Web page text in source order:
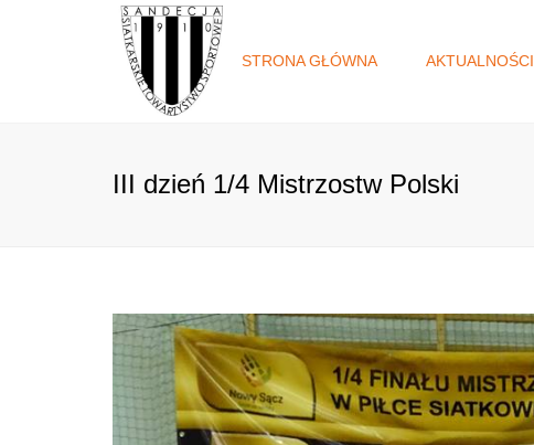
STRONA GŁÓWNA AKTUALNOŚCI
III dzień 1/4 Mistrzostw Polski